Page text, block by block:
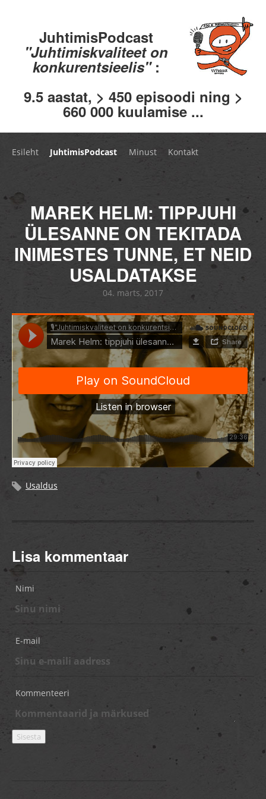
JuhtimisPodcast
"Juhtimiskvaliteet on
konkurentsieelis" :
9.5 aastat, > 450 episoodi ning >
660 000 kuulamise ...
Esileht JuhtimisPodcast Minust Kontakt
MAREK HELM: TIPPJUHI
ÜLESANNE ON TEKITADA
INIMESTES TUNNE, ET NEID
USALDATAKSE
04. märts, 2017
Usaldus
Lisa kommentaar
Nimi
E-mail
Kommenteeri